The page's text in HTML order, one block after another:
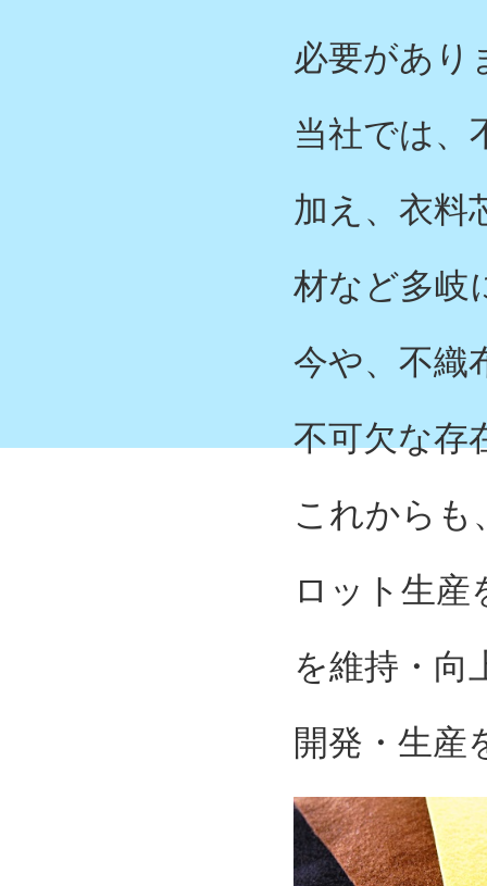
必要があり
当社では、
加え、衣料
材など多岐
今や、不織
不可欠な存
これからも
ロット生
を維持・向
開発・生産